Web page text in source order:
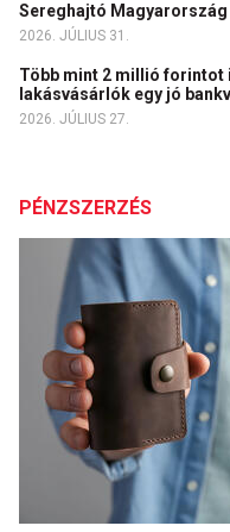
Sereghajtó
2026. JÚLIUS 31.
Több mint 2 millió forintot
lakásvásárlók egy jó
2026. JÚLIUS 27.
PÉNZSZERZÉS